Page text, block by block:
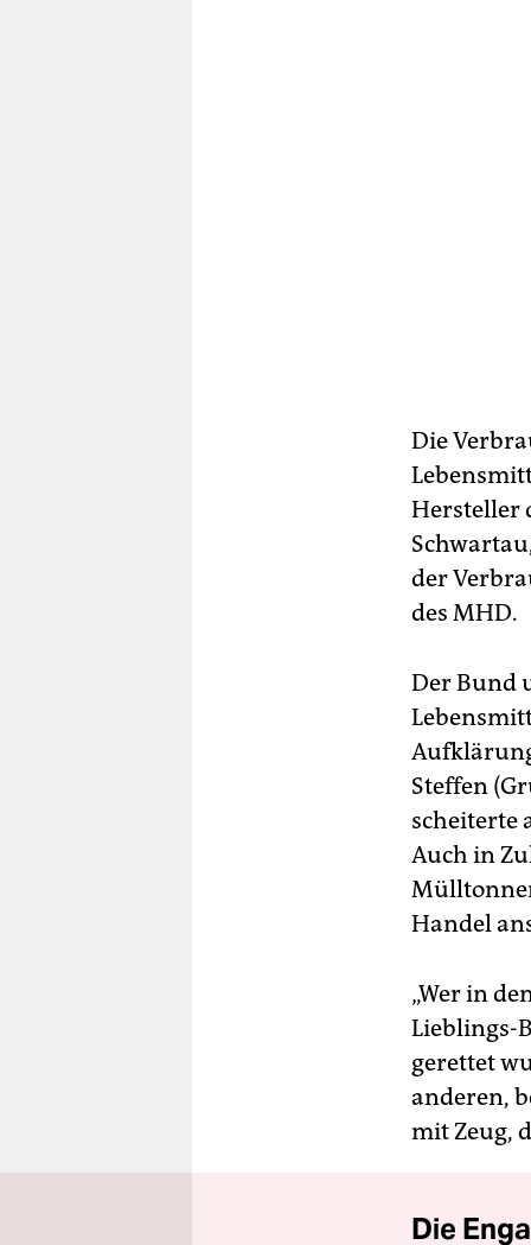
Die
Hersteller
der
des MHD.
Der Bund
Steffen
scheiterte
Auch in
Handel
„Wer in
Lieblings-
gerettet
anderen,
mit Zeug,
Die